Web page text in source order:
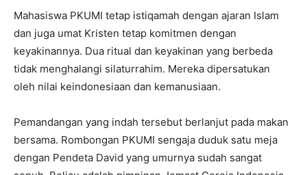
Mahasiswa PKUMI tetap istiqamah dengan ajaran Islam
dan juga umat Kristen tetap komitmen dengan
keyakinannya. Dua ritual dan keyakinan yang berbeda
tidak menghalangi silaturrahim. Mereka dipersatukan
oleh nilai keindonesiaan dan kemanusiaan.
Pemandangan yang indah tersebut berlanjut pada makan
bersama. Rombongan PKUMI sengaja duduk satu meja
dengan Pendeta David yang umurnya sudah sangat